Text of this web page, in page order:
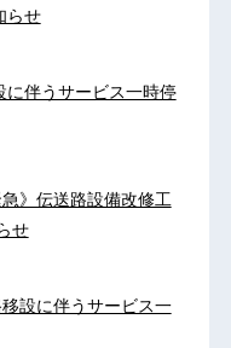
らせ
伴うサービス一時停
》伝送路設備改修工
せ
設に伴うサービス一